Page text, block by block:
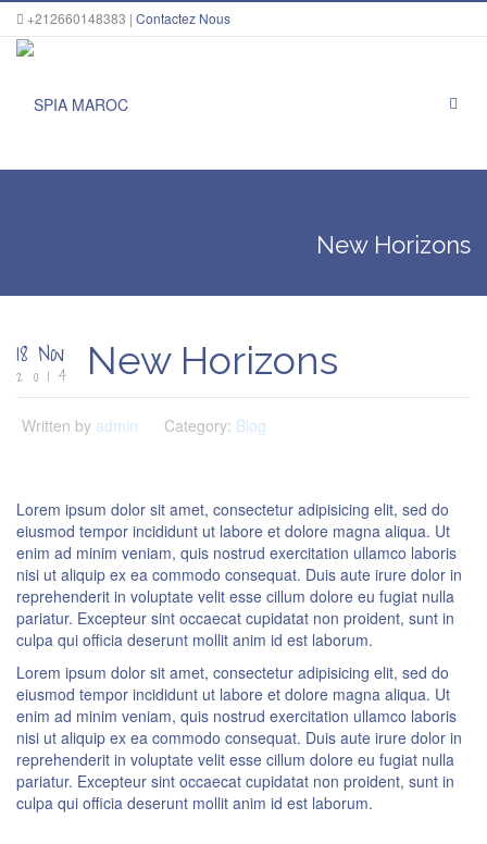
+212660148383 | Contactez Nous
New Horizons
18 Nov
2014 New Horizons
Written by admin Category: Blog
Lorem ipsum dolor sit amet, consectetur adipisicing elit, sed do
eiusmod tempor incididunt ut labore et dolore magna aliqua. Ut
enim ad minim veniam, quis nostrud exercitation ullamco laboris
nisi ut aliquip ex ea commodo consequat. Duis aute irure dolor in
reprehenderit in voluptate velit esse cillum dolore eu fugiat nulla
pariatur. Excepteur sint occaecat cupidatat non proident, sunt in
culpa qui officia deserunt mollit anim id est laborum.
Lorem ipsum dolor sit amet, consectetur adipisicing elit, sed do
eiusmod tempor incididunt ut labore et dolore magna aliqua. Ut
enim ad minim veniam, quis nostrud exercitation ullamco laboris
nisi ut aliquip ex ea commodo consequat. Duis aute irure dolor in
reprehenderit in voluptate velit esse cillum dolore eu fugiat nulla
pariatur. Excepteur sint occaecat cupidatat non proident, sunt in
culpa qui officia deserunt mollit anim id est laborum.